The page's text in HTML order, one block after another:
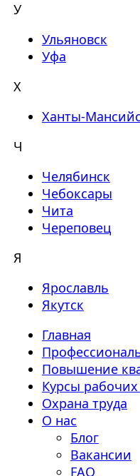
У
Ульяновск
Уфа
Х
Ханты-
Ч
Челябинск
Чебоксары
Чита
Череповец
Я
Ярославль
Якутск
Главная
Повышение
Курсы
Охрана труда
О нас
Блог
Вакансии
FAQ